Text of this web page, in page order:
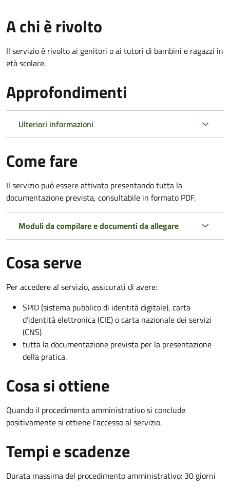
A chi è rivolto
Il servizio è rivolto ai genitori o ai tutori di bambini e ragazzi in
età scolare.
Approfondimenti
Ulteriori informazioni
Come fare
Il servizio può essere attivato presentando tutta la
documentazione prevista, consultabile in formato PDF.
Moduli da compilare e documenti da allegare
Cosa serve
Per accedere al servizio, assicurati di avere:
SPID (sistema pubblico di identità digitale), carta
d’identità elettronica (CIE) o carta nazionale dei servizi
(CNS)
tutta la documentazione prevista per la presentazione
della pratica.
Cosa si ottiene
Quando il procedimento amministrativo si conclude
positivamente si ottiene l'accesso al servizio.
Tempi e scadenze
Durata massima del procedimento amministrativo: 30 giorni